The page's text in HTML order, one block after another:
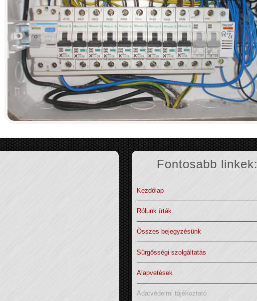
Fontosabb linkek:
Kezdőlap
Rólunk írták
Összes bejegyzésünk
Sürgősségi szolgáltatás
Alapvetések
Adatvédelmi tájékoztató